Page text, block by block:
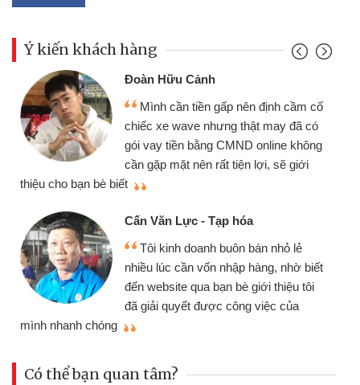
Ý kiến khách hàng
Đoàn Hữu Cảnh
Mình cần tiền gấp nên định cầm cố
chiếc xe wave nhưng thật may đã có
gói vay tiền bằng CMND online không
cần gặp mặt nên rất tiện lợi, sẽ giới
thiệu cho bạn bè biết
Cấn Văn Lực - Tạp hóa
Tôi kinh doanh buôn bán nhỏ lẻ
nhiều lúc cần vốn nhập hàng, nhờ biết
đến website qua bạn bè giới thiệu tôi
đã giải quyết được công việc của
mình nhanh chóng
Có thể bạn quan tâm?